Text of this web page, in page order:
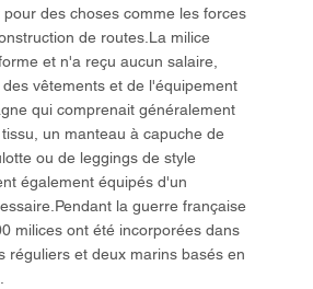
des choses comme les forces
de routes.La milice
et n'a reçu aucun salaire,
vêtements et de l'équipement
qui comprenait généralement
un manteau à capuche de
ou de leggings de style
également équipés d'un
la guerre française
milices ont été incorporées dans
réguliers et deux marins basés en